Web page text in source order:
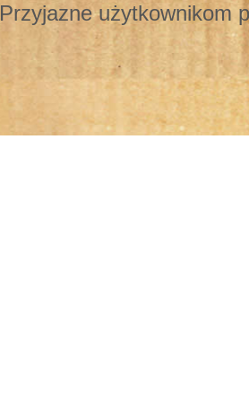
Przyjazne użytkownikom